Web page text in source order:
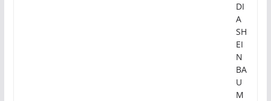
DI
A
SH
EI
N
BA
U
M